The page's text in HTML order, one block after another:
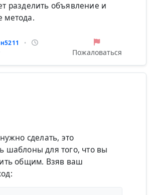
разделить объявление и
метода.
•
Пожаловаться
сделать, это
шаблоны для того, что вы
общим. Взяв ваш